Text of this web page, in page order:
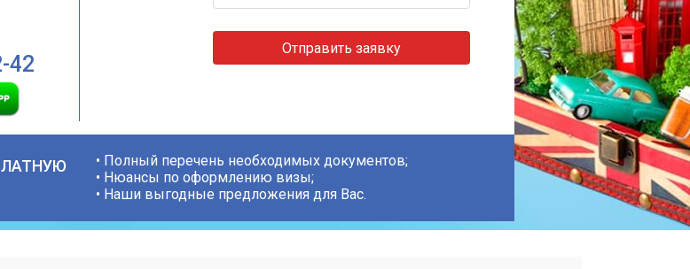
42
Отправить заявку
• Полный перечень необходимых документов;
• Нюансы по оформлению визы;
• Наши выгодные предложения для Вас.